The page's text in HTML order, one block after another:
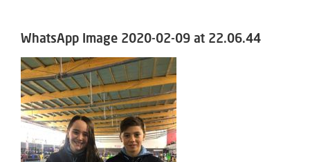
ACTIVITATS
SERVEIS
INFANTS
WhatsApp Image 2020-02-09 at 22.06.44